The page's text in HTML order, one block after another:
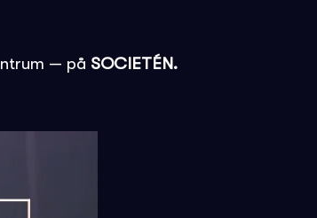
— på SOCIETÉN.